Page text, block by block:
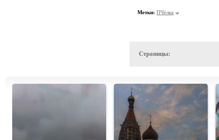
Метки: ПЧёлка
Страницы: